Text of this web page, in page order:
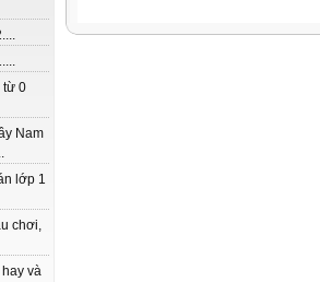
từ 0
Nam
lớp 1
chơi,
và